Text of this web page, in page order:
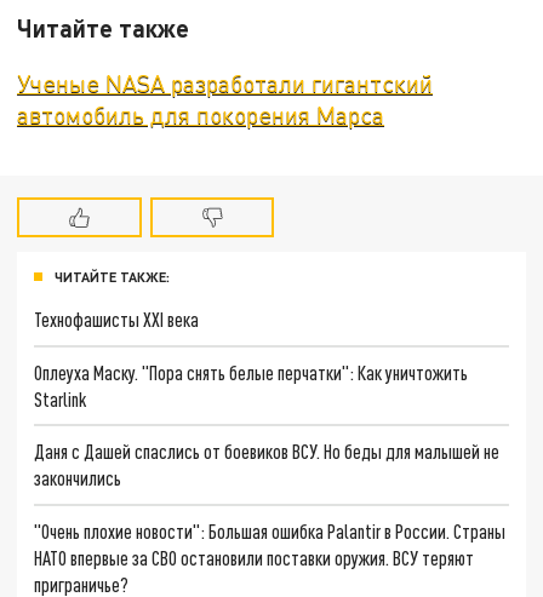
Читайте также
Ученые NASA разработали гигантский
автомобиль для покорения Марса
ЧИТАЙТЕ ТАКЖЕ:
Технофашисты XXI века
Оплеуха Маску. "Пора снять белые перчатки": Как уничтожить
Starlink
Даня с Дашей спаслись от боевиков ВСУ. Но беды для малышей не
закончились
"Очень плохие новости": Большая ошибка Palantir в России. Страны
НАТО впервые за СВО остановили поставки оружия. ВСУ теряют
приграничье?